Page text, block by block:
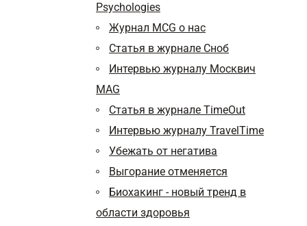
Psychologies
Журнал MCG о нас
Статья в журнале Сноб
Интервью журналу Москвич
MAG
Статья в журнале TimeOut
Интервью журналу TravelTime
Убежать от негатива
Выгорание отменяется
Биохакинг - новый тренд в
области здоровья